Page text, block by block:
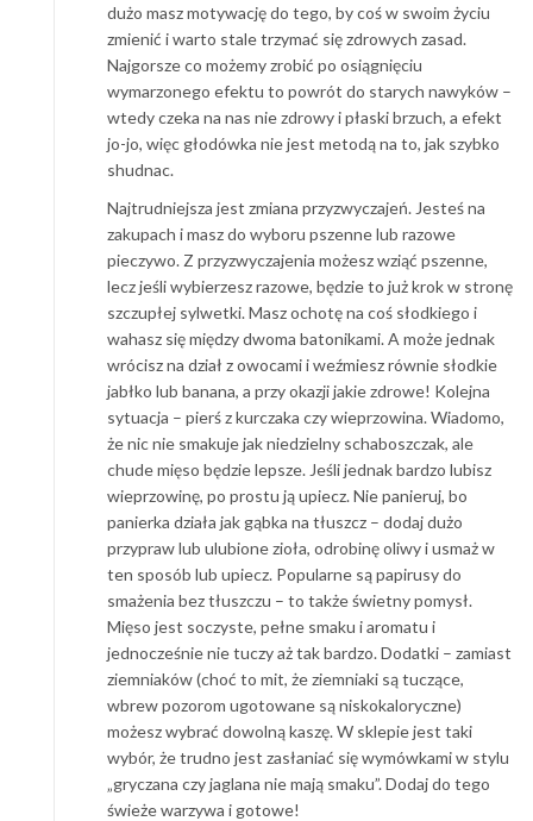
dużo masz motywację do tego, by coś w swoim życiu
zmienić i warto stale trzymać się zdrowych zasad.
Najgorsze co możemy zrobić po osiągnięciu
wymarzonego efektu to powrót do starych nawyków –
wtedy czeka na nas nie zdrowy i płaski brzuch, a efekt
jo-jo, więc głodówka nie jest metodą na to, jak szybko
shudnac.
Najtrudniejsza jest zmiana przyzwyczajeń. Jesteś na
zakupach i masz do wyboru pszenne lub razowe
pieczywo. Z przyzwyczajenia możesz wziąć pszenne,
lecz jeśli wybierzesz razowe, będzie to już krok w stronę
szczupłej sylwetki. Masz ochotę na coś słodkiego i
wahasz się między dwoma batonikami. A może jednak
wrócisz na dział z owocami i weźmiesz równie słodkie
jabłko lub banana, a przy okazji jakie zdrowe! Kolejna
sytuacja – pierś z kurczaka czy wieprzowina. Wiadomo,
że nic nie smakuje jak niedzielny schaboszczak, ale
chude mięso będzie lepsze. Jeśli jednak bardzo lubisz
wieprzowinę, po prostu ją upiecz. Nie panieruj, bo
panierka działa jak gąbka na tłuszcz – dodaj dużo
przypraw lub ulubione zioła, odrobinę oliwy i usmaż w
ten sposób lub upiecz. Popularne są papirusy do
smażenia bez tłuszczu – to także świetny pomysł.
Mięso jest soczyste, pełne smaku i aromatu i
jednocześnie nie tuczy aż tak bardzo. Dodatki – zamiast
ziemniaków (choć to mit, że ziemniaki są tuczące,
wbrew pozorom ugotowane są niskokaloryczne)
możesz wybrać dowolną kaszę. W sklepie jest taki
wybór, że trudno jest zasłaniać się wymówkami w stylu
„gryczana czy jaglana nie mają smaku”. Dodaj do tego
świeże warzywa i gotowe!